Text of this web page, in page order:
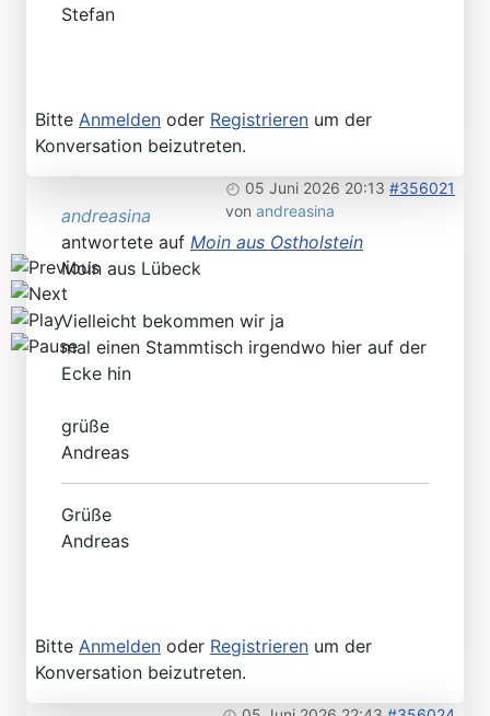
Find experts around MB 107 SL / SLC
Stefan
Bitte Anmelden oder Registrieren um der
Konversation beizutreten.
05 Juni 2026 20:13 #356021
von andreasina
andreasina
antwortete auf Moin aus Ostholstein
Moin aus Lübeck
Vielleicht bekommen wir ja
mal einen Stammtisch irgendwo hier auf der
Ecke hin
grüße
Andreas
Grüße
Andreas
Bitte Anmelden oder Registrieren um der
Konversation beizutreten.